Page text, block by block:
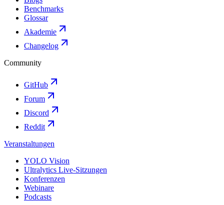
Benchmarks
Glossar
Akademie
Changelog
Community
GitHub
Forum
Discord
Reddit
Veranstaltungen
YOLO Vision
Ultralytics Live-Sitzungen
Konferenzen
Webinare
Podcasts